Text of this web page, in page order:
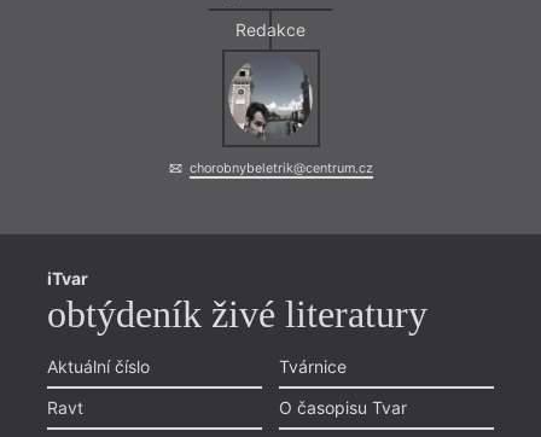
Redakce
chorobnybeletrik@centrum.cz
iTvar
obtýdeník živé literatury
Aktuální číslo
Ravt
Tvárnice
O časopisu Tvar